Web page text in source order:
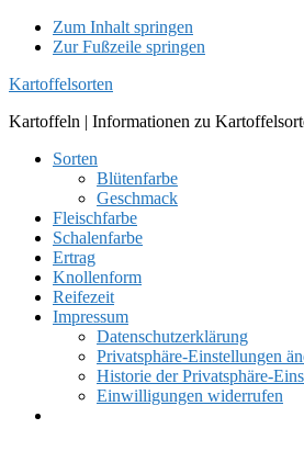
Zum Inhalt springen
Zur Fußzeile springen
Kartoffelsorten
Kartoffeln | Informationen zu
Sorten
Blütenfarbe
Geschmack
Fleischfarbe
Schalenfarbe
Ertrag
Knollenform
Reifezeit
Impressum
Datenschutzerklärung
Privatsphäre-Einstellungen
Historie der Privatsphäre-
Einwilligungen widerrufen